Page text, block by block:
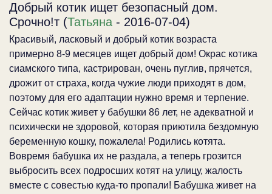
Добрый котик ищет безопасный дом.
Срочно!т (Татьяна - 2016-07-04)
Красивый, ласковый и добрый котик возраста
примерно 8-9 месяцев ищет добрый дом! Окрас котика
сиамского типа, кастрирован, очень пуглив, прячется,
дрожит от страха, когда чужие люди приходят в дом,
поэтому для его адаптации нужно время и терпение.
Сейчас котик живет у бабушки 86 лет, не адекватной и
психически не здоровой, которая приютила бездомную
беременную кошку, пожалела! Родились котята.
Вовремя бабушка их не раздала, а теперь грозится
выбросить всех подросших котят на улицу, жалость
вместе с совестью куда-то пропали! Бабушка живет на